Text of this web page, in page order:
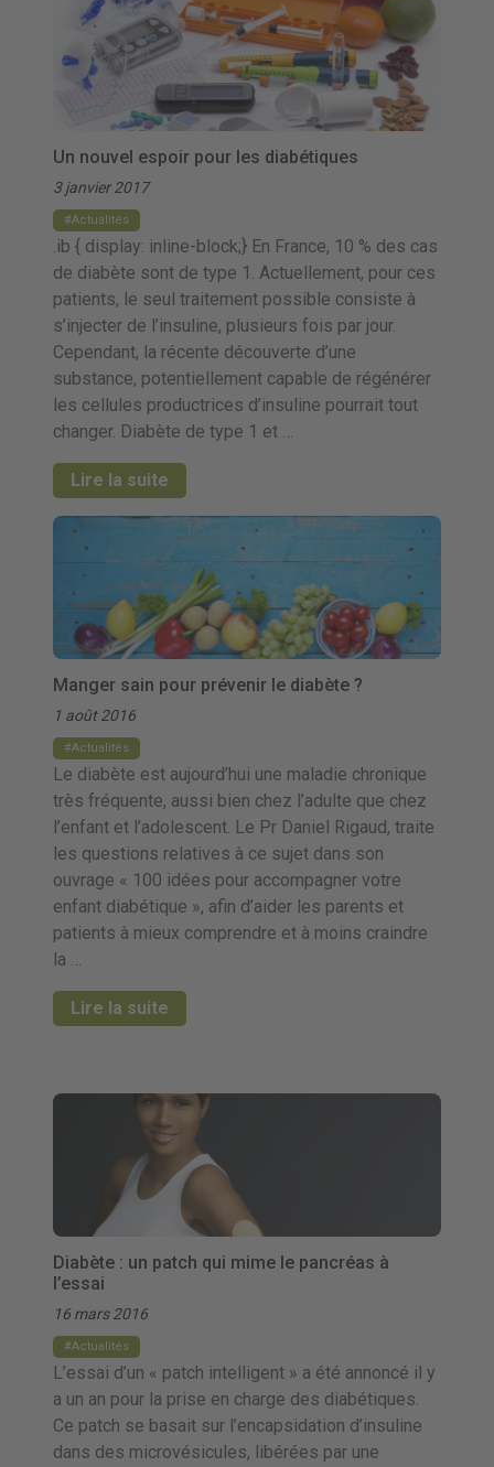
Un nouvel espoir pour les diabétiques
3 janvier 2017
Actualités
.ib { display: inline-block;} En France, 10 % des cas
de diabète sont de type 1. Actuellement, pour ces
patients, le seul traitement possible consiste à
s’injecter de l’insuline, plusieurs fois par jour.
Cependant, la récente découverte d’une
substance, potentiellement capable de régénérer
les cellules productrices d’insuline pourrait tout
changer. Diabète de type 1 et …
Lire la suite
Manger sain pour prévenir le diabète ?
1 août 2016
Actualités
Le diabète est aujourd’hui une maladie chronique
très fréquente, aussi bien chez l’adulte que chez
l’enfant et l’adolescent. Le Pr Daniel Rigaud, traite
les questions relatives à ce sujet dans son
ouvrage « 100 idées pour accompagner votre
enfant diabétique », afin d’aider les parents et
patients à mieux comprendre et à moins craindre
la …
Lire la suite
Diabète : un patch qui mime le pancréas à
l’essai
16 mars 2016
Actualités
L’essai d’un « patch intelligent » a été annoncé il y
a un an pour la prise en charge des diabétiques.
Ce patch se basait sur l’encapsidation d’insuline
dans des microvésicules, libérées par une